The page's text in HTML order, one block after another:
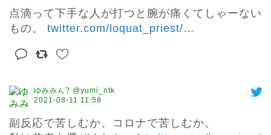
点滴って下手な人が打つと腕が痛くてしゃーない
もの。 twitter.com/loquat_priest/…
ゆみみん? @yumi_ntk
2021-08-11 11:58
副反応で苦しむか、コロナで苦しむか。